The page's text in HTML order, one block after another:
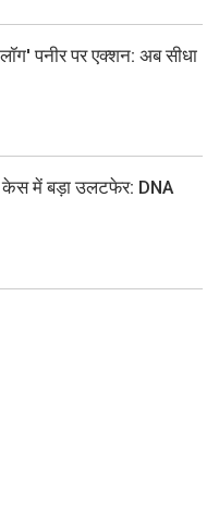
पनीर पर एक्शन: अब सीधा
केस में बड़ा उलटफेर: DNA